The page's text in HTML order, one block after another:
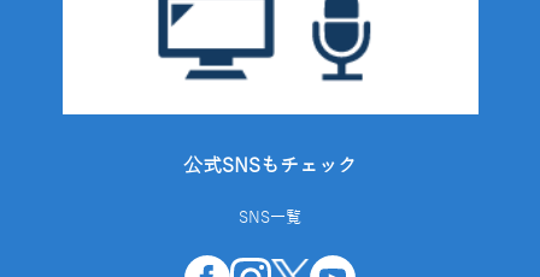
公式SNSもチェック
SNS一覧